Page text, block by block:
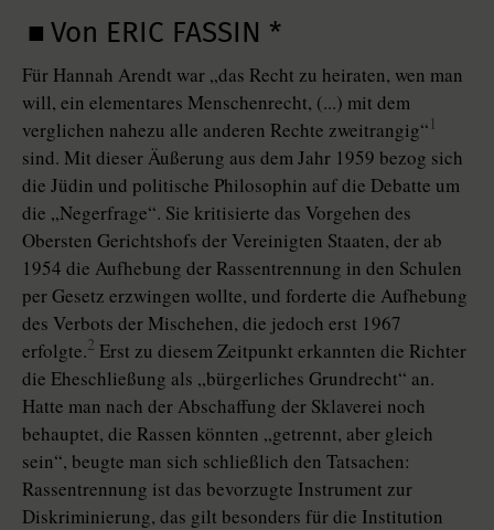
■ Von ERIC FASSIN *
Für Hannah Arendt war „das Recht zu heiraten, wen man
will, ein elementares Menschenrecht, (...) mit dem
verglichen nahezu alle anderen Rechte zweitrangig“ 1
sind. Mit dieser Äußerung aus dem Jahr 1959 bezog sich
die Jüdin und politische Philosophin auf die Debatte um
die „Negerfrage“. Sie kritisierte das Vorgehen des
Obersten Gerichtshofs der Vereinigten Staaten, der ab
1954 die Aufhebung der Rassentrennung in den Schulen
per Gesetz erzwingen wollte, und forderte die Aufhebung
des Verbots der Mischehen, die jedoch erst 1967
erfolgte.2 Erst zu diesem Zeitpunkt erkannten die Richter
die Eheschließung als „bürgerliches Grundrecht“ an.
Hatte man nach der Abschaffung der Sklaverei noch
behauptet, die Rassen könnten „getrennt, aber gleich
sein“, beugte man sich schließlich den Tatsachen:
Rassentrennung ist das bevorzugte Instrument zur
Diskriminierung, das gilt besonders für die Institution